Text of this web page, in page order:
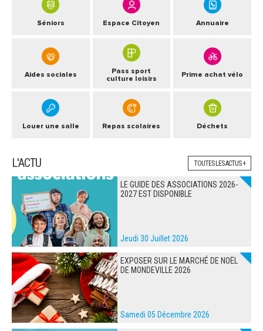
Séniors Espace Citoyen Annuaire
Aides sociales
Pass sport
culture loisirs
Prime achat vélo
Louer une salle Repas scolaires Déchets
L'ACTU TOUTES LES ACTUS +
LE GUIDE DES ASSOCIATIONS 2026-
2027 EST DISPONIBLE
Jeudi 30 Juillet 2026
EXPOSER SUR LE MARCHÉ DE NOËL
DE MONDEVILLE 2026
Samedi 05 Décembre 2026